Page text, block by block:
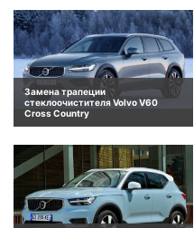
Замена трапеции
стеклоочистителя Volvo V60
Cross Country